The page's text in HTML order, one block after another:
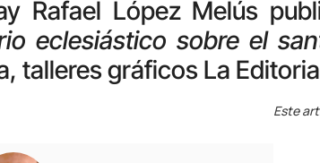
Rafael López Melús
eclesiástico sobre el
talleres gráficos La
Este